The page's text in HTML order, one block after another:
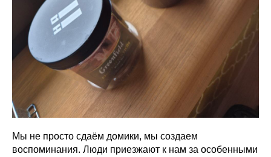
Мы не просто сдаём домики, мы создаем
воспоминания. Люди приезжают к нам за особенными